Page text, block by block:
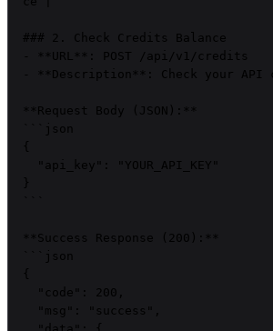
### 2. Check Credits Balance
- **URL**: POST /api/v1/credits
- **Description**: Check your API
**Request Body (JSON):**
```json
{
}
**Success Response (200):**
```json
{